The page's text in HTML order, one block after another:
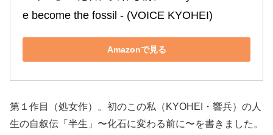
e become the fossil ‐ (VOICE KYOHEI)
Amazonで見る
第１作目（処女作）。初のこの私（KYOHEI・響兵）の人
生の自叙伝「半生」〜化石に変わる前に〜を書きました。